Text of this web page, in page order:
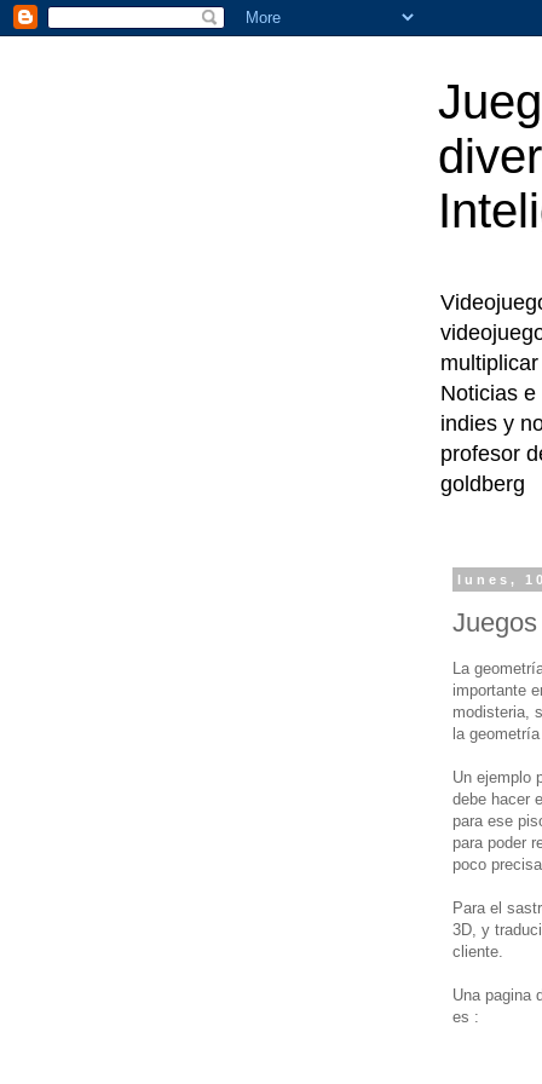
Noticias
indies y
profesor
goldberg
lunes,
La
importante
modisteria,
la
Un ejemplo
debe hacer
para ese
para poder
poco precisa.
Para el
3D, y
cliente.
Una pagina
es :